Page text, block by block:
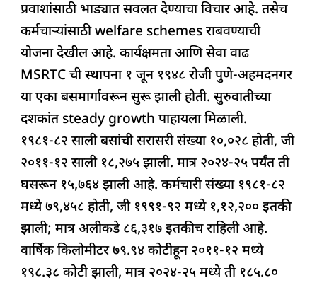
प्रवाशांसाठी भाड्यात सवलत देण्याचा विचार आहे. तसेच
कर्मचाऱ्यांसाठी welfare schemes राबवण्याची
योजना देखील आहे. कार्यक्षमता आणि सेवा वाढ
MSRTC ची स्थापना १ जून १९४८ रोजी पुणे-अहमदनगर
या एका बसमार्गावरून सुरू झाली होती. सुरुवातीच्या
दशकांत steady growth पाहायला मिळाली.
१९८१-८२ साली बसांची सरासरी संख्या १०,०२८ होती, जी
२०११-१२ साली १८,२७५ झाली. मात्र २०२४-२५ पर्यंत ती
घसरून १५,७६४ झाली आहे. कर्मचारी संख्या १९८१-८२
मध्ये ७९,४५८ होती, जी १९९१-९२ मध्ये १,१२,२०० इतकी
झाली; मात्र अलीकडे ८६,३१७ इतकीच राहिली आहे.
वार्षिक किलोमीटर ७९.९४ कोटीहून २०११-१२ मध्ये
१९८.३८ कोटी झाली, मात्र २०२४-२५ मध्ये ती १८५.८०